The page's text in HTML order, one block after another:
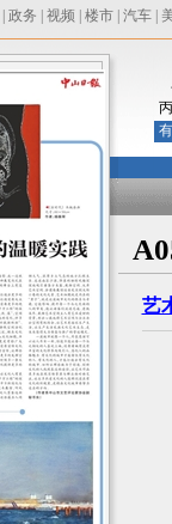
政务 视频 楼市 汽车
艺